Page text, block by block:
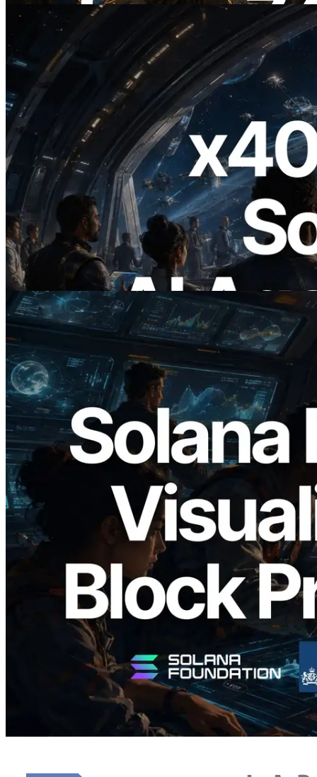
2026.07.04
ERPC, x402 지원 Solana RPC 공개 — AI
에이전트가 필요한 API에 온디맨드로 결
제하는 시대
이 글 읽기
2026.05.24
Validators Solutions, Solana 블록 애널라
이저 공개 — slot 단위 블록 생성 시간과
담당 검증자 시각화